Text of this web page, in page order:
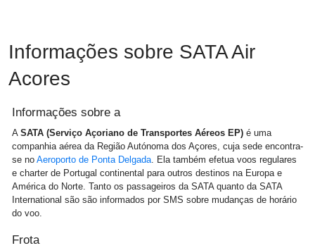
Informações sobre SATA Air
Acores
Informações sobre a
A SATA (Serviço Açoriano de Transportes Aéreos EP) é uma
companhia aérea da Região Autónoma dos Açores, cuja sede encontra-
se no Aeroporto de Ponta Delgada. Ela também efetua voos regulares
e charter de Portugal continental para outros destinos na Europa e
América do Norte. Tanto os passageiros da SATA quanto da SATA
International são são informados por SMS sobre mudanças de horário
do voo.
Frota